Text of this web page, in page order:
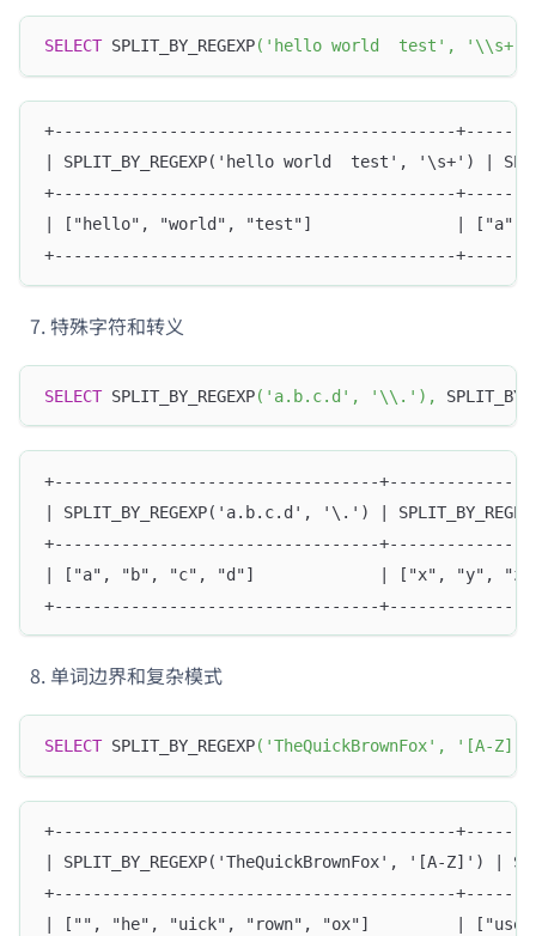
SELECT SPLIT_BY_REGEXP( 'hello world  test' , '\\s+'
+------------------------------------------
| SPLIT_BY_REGEXP('hello world  test', '\s+') |
+------------------------------------------
| ["hello", "world", "test"]               |
+------------------------------------------
特殊字符和转义
SELECT SPLIT_BY_REGEXP( 'a.b.c.d' , '\\.' ) ,
+----------------------------------
| SPLIT_BY_REGEXP('a.b.c.d', '\.') |
+----------------------------------
| ["a", "b", "c", "d"]             | ["x", "y",
+----------------------------------
单词边界和复杂模式
SELECT SPLIT_BY_REGEXP( 'TheQuickBrownFox' , '[A-Z]'
+------------------------------------------
| SPLIT_BY_REGEXP('TheQuickBrownFox', '[A-Z]') |
+------------------------------------------
| ["", "he", "uick", "rown", "ox"]         |